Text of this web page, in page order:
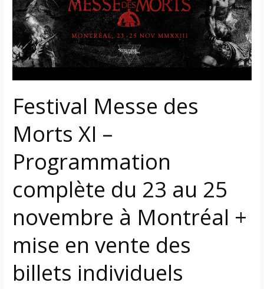
Festival Messe des
Morts XI –
Programmation
complète du 23 au 25
novembre à Montréal +
mise en vente des
billets individuels
Morts
XI
Programmation
complète
du
au
novembre
à
Montréal
mise
en
vente
des
billets
individuels